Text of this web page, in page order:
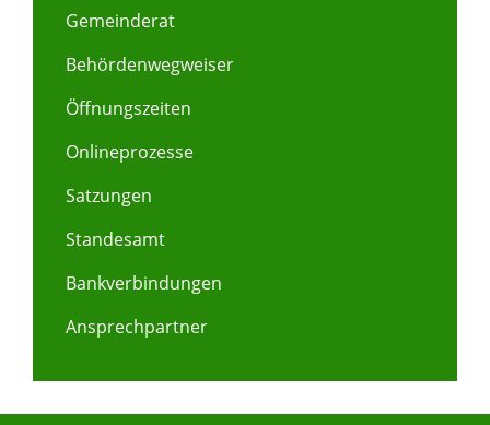
Gemeinderat
Behördenwegweiser
Öffnungszeiten
Onlineprozesse
Satzungen
Standesamt
Bankverbindungen
Ansprechpartner